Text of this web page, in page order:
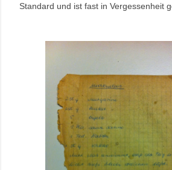
Standard und ist fast in Vergessenheit